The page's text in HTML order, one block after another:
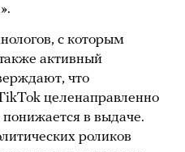
с которым
активный
что
целенаправленно
понижается в выдаче.
роликов